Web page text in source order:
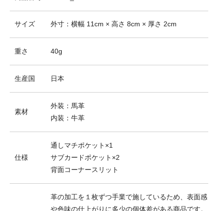
サイズ 外寸：横幅 11cm × 高さ 8cm × 厚さ 2cm
重さ 40g
生産国 日本
素材
外装：馬革
内装：牛革
仕様
通しマチポケット×1
サブカードポケット×2
背面コーナースリット
革の加工を１枚ずつ手業で施しているため、表面感
や色味の仕上がりに多少の個体差がある商品です。